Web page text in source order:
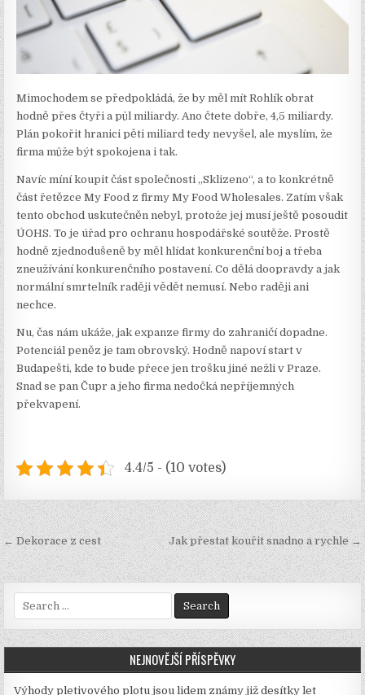
Mimochodem se předpokládá, že by měl mít Rohlík obrat
hodně přes čtyři a půl miliardy. Ano čtete dobře, 4,5 miliardy.
Plán pokořit hranici pěti miliard tedy nevyšel, ale myslím, že
firma může být spokojena i tak.
Navíc míní koupit část společnosti „Sklizeno“, a to konkrétně
část řetězce My Food z firmy My Food Wholesales. Zatím však
tento obchod uskutečněn nebyl, protože jej musí ještě posoudit
ÚOHS. To je úřad pro ochranu hospodářské soutěže. Prostě
hodně zjednodušeně by měl hlídat konkurenční boj a třeba
zneužívání konkurenčního postavení. Co dělá doopravdy a jak
normální smrtelník raději vědět nemusí. Nebo raději ani
nechce.
Nu, čas nám ukáže, jak expanze firmy do zahraničí dopadne.
Potenciál peněz je tam obrovský. Hodně napoví start v
Budapešti, kde to bude přece jen trošku jiné nežli v Praze.
Snad se pan Čupr a jeho firma nedočká nepříjemných
překvapení.
4.4/5 - (10 votes)
Navigace
pro
příspěvek
← Dekorace z cest Jak přestat kouřit snadno a rychle →
for:
NEJNOVĚJŠÍ PŘÍSPĚVKY
Výhody pletivového plotu jsou lidem známy již desítky let